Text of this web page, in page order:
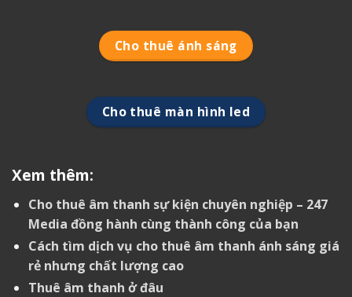
Cho thuê ánh sáng
Cho thuê màn hình led
Xem thêm:
Cho thuê âm thanh sự kiện chuyên nghiệp – 247
Media đồng hành cùng thành công của bạn
Cách tìm dịch vụ cho thuê âm thanh ánh sáng giá
rẻ nhưng chất lượng cao
Thuê âm thanh ở đâu